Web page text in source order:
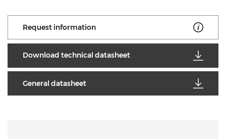
Request information
Download technical datasheet
General datasheet